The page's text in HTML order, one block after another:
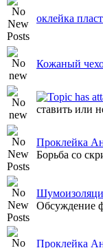
оклейка
Кожаный
ставить или
Проклейка
Борьба со
Обсуждение
Проклейка